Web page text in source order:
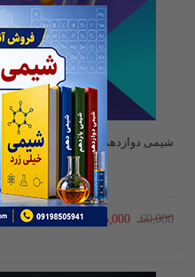
شیمی دوازدهم بخش سوم
60,000
55,000 تومان